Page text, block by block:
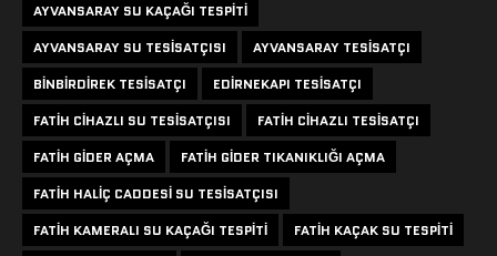
AYVANSARAY SU KAÇAĞI TESPITI
AYVANSARAY SU TESISATÇISI
AYVANSARAY TESISATÇI
BINBIRDIREK TESISATÇI
EDIRNEKAPI TESISATÇI
FATIH CIHAZLI SU TESISATÇISI
FATIH CIHAZLI TESISATÇI
FATIH GIDER AÇMA
FATIH GIDER TIKANIKLIĞI AÇMA
FATIH HALIÇ CADDESI SU TESISATÇISI
FATIH KAMERALI SU KAÇAĞI TESPITI
FATIH KAÇAK SU TESPITI